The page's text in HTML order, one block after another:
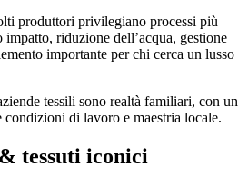
produttori privilegiano processi più
riduzione dell’acqua, gestione
importante per chi cerca un lusso
tessili sono realtà familiari, con un
di lavoro e maestria locale.
tessuti iconici